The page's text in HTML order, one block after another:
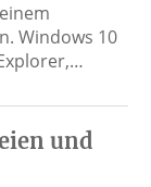
Windows 10
und